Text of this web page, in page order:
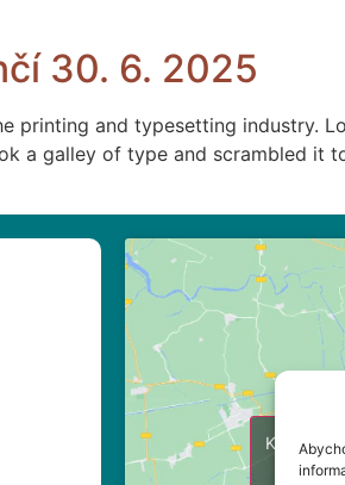
30. 6. 2025
and typesetting industry.
a galley of type and scrambled it